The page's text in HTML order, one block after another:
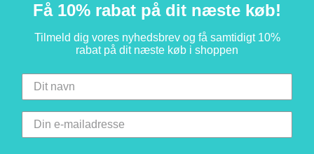
Få 10% rabat på dit næste køb!
Tilmeld dig vores nyhedsbrev og få samtidigt 10%
rabat på dit næste køb i shoppen